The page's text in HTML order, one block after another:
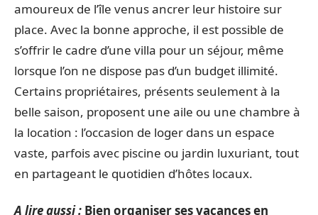
amoureux de l’île venus ancrer leur histoire sur
place. Avec la bonne approche, il est possible de
s’offrir le cadre d’une villa pour un séjour, même
lorsque l’on ne dispose pas d’un budget illimité.
Certains propriétaires, présents seulement à la
belle saison, proposent une aile ou une chambre à
la location : l’occasion de loger dans un espace
vaste, parfois avec piscine ou jardin luxuriant, tout
en partageant le quotidien d’hôtes locaux.
A lire aussi : Bien organiser ses vacances en